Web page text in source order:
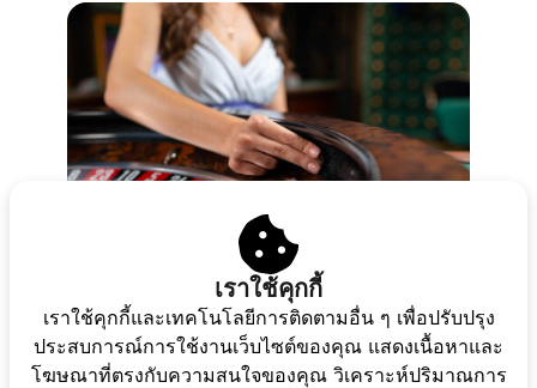
เราใช้คุกกี้
เราใช้คุกกี้และเทคโนโลยีการติดตามอื่น ๆ เพื่อปรับปรุง
ประสบการณ์การใช้งานเว็บไซต์ของคุณ แสดงเนื้อหาและ
โฆษณาที่ตรงกับความสนใจของคุณ วิเคราะห์ปริมาณการ